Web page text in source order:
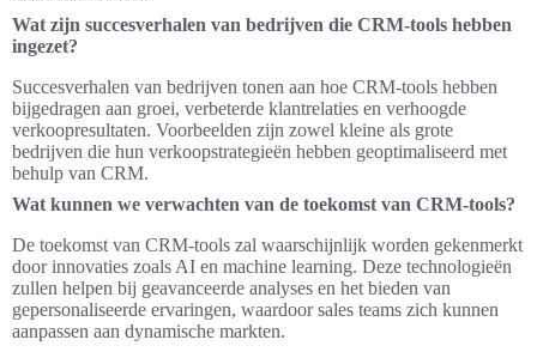
Wat zijn succesverhalen van bedrijven die CRM-tools hebben
ingezet?
Succesverhalen van bedrijven tonen aan hoe CRM-tools hebben
bijgedragen aan groei, verbeterde klantrelaties en verhoogde
verkoopresultaten. Voorbeelden zijn zowel kleine als grote
bedrijven die hun verkoopstrategieën hebben geoptimaliseerd met
behulp van CRM.
Wat kunnen we verwachten van de toekomst van CRM-tools?
De toekomst van CRM-tools zal waarschijnlijk worden gekenmerkt
door innovaties zoals AI en machine learning. Deze technologieën
zullen helpen bij geavanceerde analyses en het bieden van
gepersonaliseerde ervaringen, waardoor sales teams zich kunnen
aanpassen aan dynamische markten.